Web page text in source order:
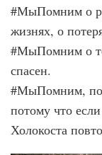
#МыПомним о
жизнях, о
#МыПомним о
спасен.
#МыПомним,
потому что
Холокоста